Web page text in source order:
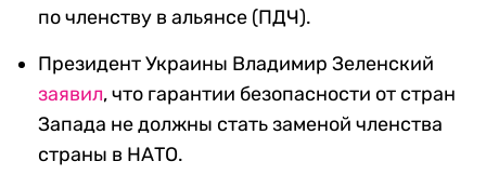
по членству в альянсе (ПДЧ).
Президент Украины Владимир Зеленский
заявил, что гарантии безопасности от стран
Запада не должны стать заменой членства
страны в НАТО.